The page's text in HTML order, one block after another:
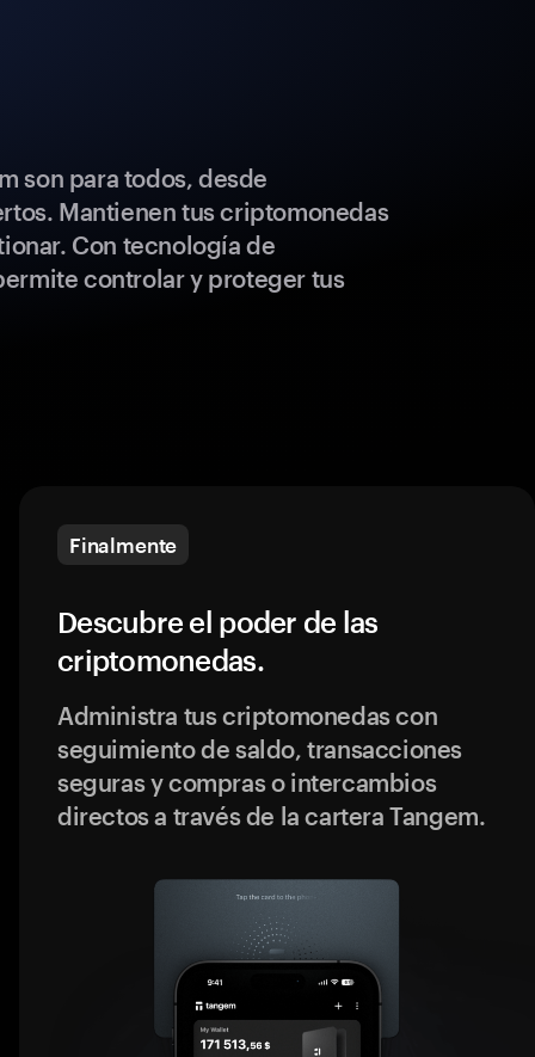
son para todos, desde
Mantienen tus criptomonedas
Con tecnología de
controlar y proteger tus
Finalmente
Descubre el poder de las
criptomonedas.
Administra tus criptomonedas con
seguimiento de saldo, transacciones
seguras y compras o intercambios
directos a través de la cartera Tangem.